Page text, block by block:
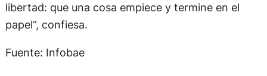
libertad: que una cosa empiece y termine en el
papel”, confiesa.
Fuente: Infobae